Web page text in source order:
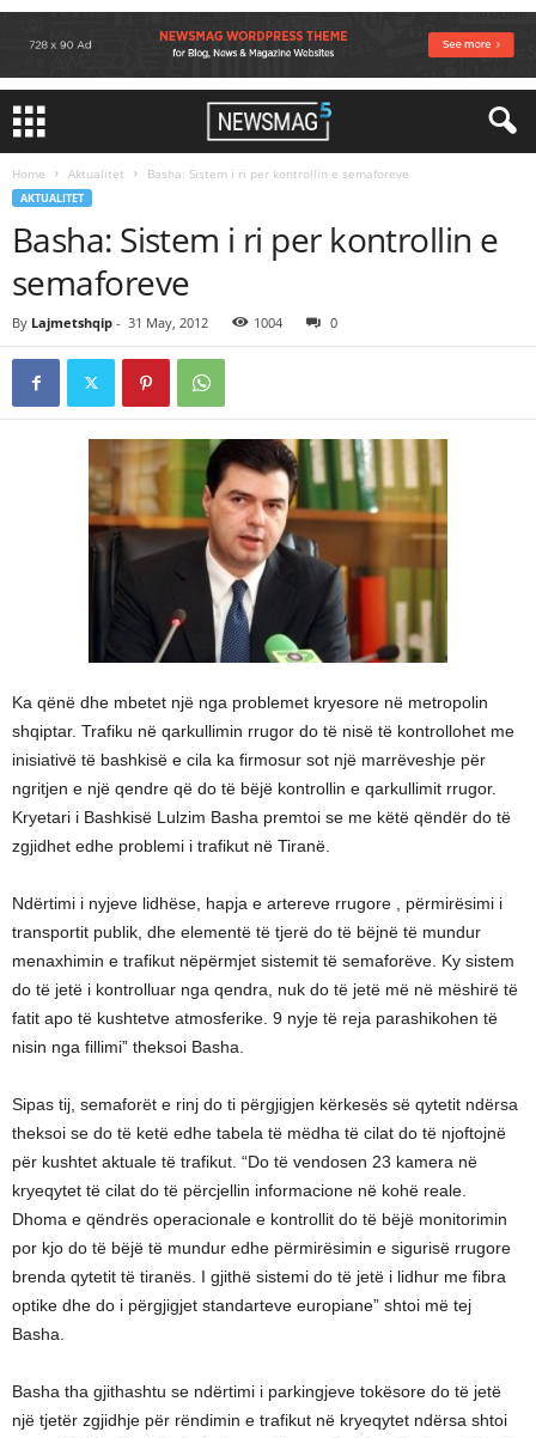
Home Aktualitet Basha: Sistem i ri per kontrollin e semaforeve
AKTUALITET
Basha: Sistem i ri per kontrollin e
semaforeve
By Lajmetshqip - 31 May, 2012 1004 0
Ka qënë dhe mbetet një nga problemet kryesore në metropolin
shqiptar. Trafiku në qarkullimin rrugor do të nisë të kontrollohet me
inisiativë të bashkisë e cila ka firmosur sot një marrëveshje për
ngritjen e një qendre që do të bëjë kontrollin e qarkullimit rrugor.
Kryetari i Bashkisë Lulzim Basha premtoi se me këtë qëndër do të
zgjidhet edhe problemi i trafikut në Tiranë.
Ndërtimi i nyjeve lidhëse, hapja e artereve rrugore , përmirësimi i
transportit publik, dhe elementë të tjerë do të bëjnë të mundur
menaxhimin e trafikut nëpërmjet sistemit të semaforëve. Ky sistem
do të jetë i kontrolluar nga qendra, nuk do të jetë më në mëshirë të
fatit apo të kushtetve atmosferike. 9 nyje të reja parashikohen të
nisin nga fillimi” theksoi Basha.
Sipas tij, semaforët e rinj do ti përgjigjen kërkesës së qytetit ndërsa
theksoi se do të ketë edhe tabela të mëdha të cilat do të njoftojnë
për kushtet aktuale të trafikut. “Do të vendosen 23 kamera në
kryeqytet të cilat do të përcjellin informacione në kohë reale.
Dhoma e qëndrës operacionale e kontrollit do të bëjë monitorimin
por kjo do të bëjë të mundur edhe përmirësimin e sigurisë rrugore
brenda qytetit të tiranës. I gjithë sistemi do të jetë i lidhur me fibra
optike dhe do i përgjigjet standarteve europiane” shtoi më tej
Basha.
Basha tha gjithashtu se ndërtimi i parkingjeve tokësore do të jetë
një tjetër zgjidhje për rëndimin e trafikut në kryeqytet ndërsa shtoi